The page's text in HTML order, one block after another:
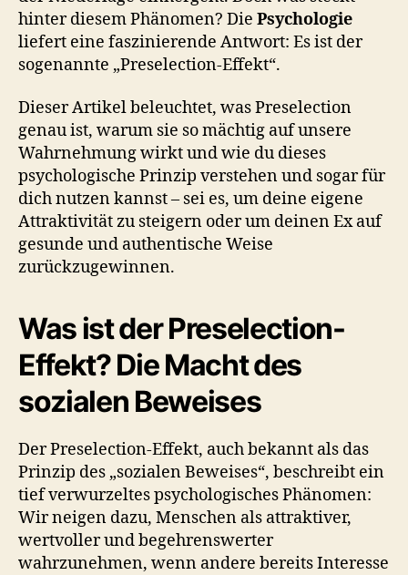
hinter diesem Phänomen? Die Psychologie
liefert eine faszinierende Antwort: Es ist der
sogenannte „Preselection-Effekt“.
Dieser Artikel beleuchtet, was Preselection
genau ist, warum sie so mächtig auf unsere
Wahrnehmung wirkt und wie du dieses
psychologische Prinzip verstehen und sogar für
dich nutzen kannst – sei es, um deine eigene
Attraktivität zu steigern oder um deinen Ex auf
gesunde und authentische Weise
zurückzugewinnen.
Was ist der Preselection-
Effekt? Die Macht des
sozialen Beweises
Der Preselection-Effekt, auch bekannt als das
Prinzip des „sozialen Beweises“, beschreibt ein
tief verwurzeltes psychologisches Phänomen:
Wir neigen dazu, Menschen als attraktiver,
wertvoller und begehrenswerter
wahrzunehmen, wenn andere bereits Interesse